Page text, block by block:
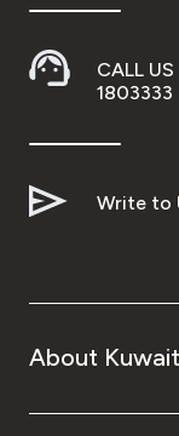
CALL
1803333
Write to
About